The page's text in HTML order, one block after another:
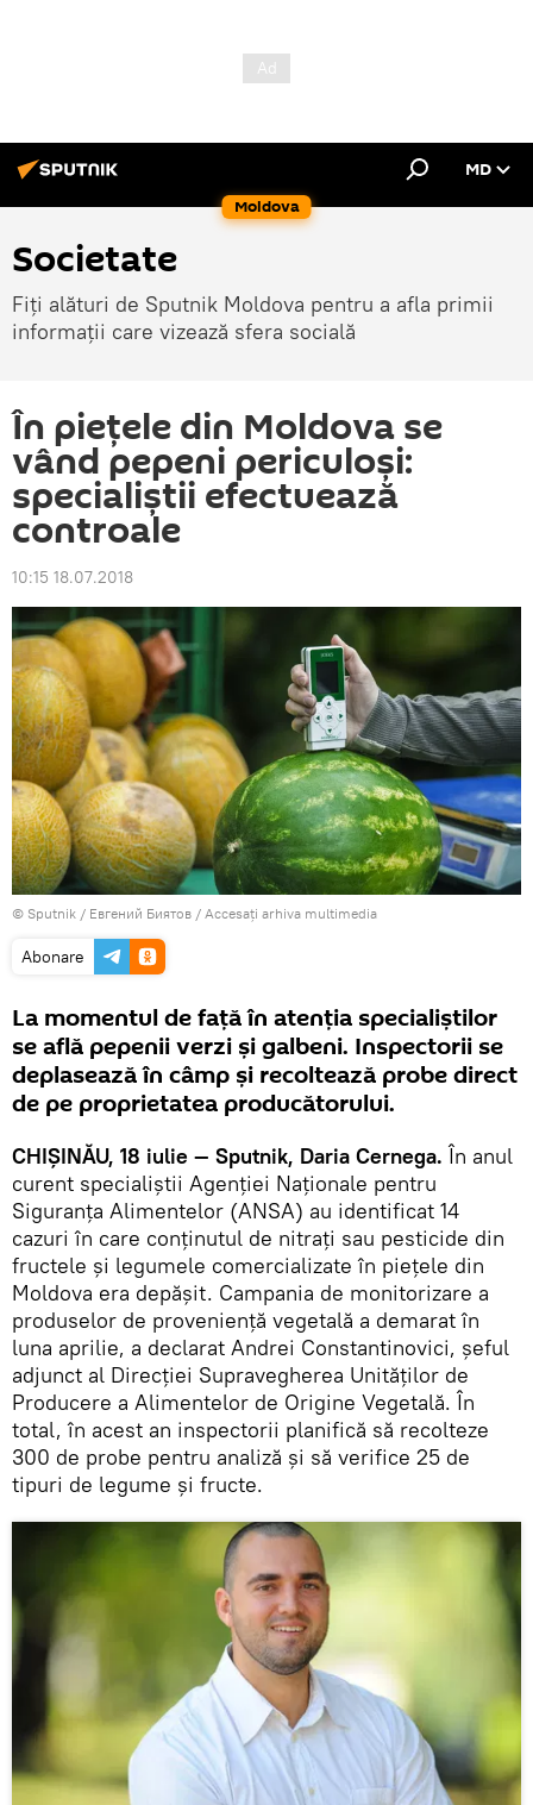
Moldova
MD
Societate
Fiți alături de Sputnik Moldova pentru a afla primii
informații care vizează sfera socială
În piețele din Moldova se
vând pepeni periculoși:
specialiștii efectuează
controale
10:15 18.07.2018
© Sputnik / Евгений Биятов / Accesați arhiva multimedia
Abonare
La momentul de față în atenția specialiștilor
se află pepenii verzi și galbeni. Inspectorii se
deplasează în câmp și recoltează probe direct
de pe proprietatea producătorului.
CHIȘINĂU, 18 iulie — Sputnik, Daria Cernega. În anul
curent specialiștii Agenției Naționale pentru
Siguranța Alimentelor (ANSA) au identificat 14
cazuri în care conținutul de nitrați sau pesticide din
fructele și legumele comercializate în piețele din
Moldova era depășit. Campania de monitorizare a
produselor de proveniență vegetală a demarat în
luna aprilie, a declarat Andrei Constantinovici, șeful
adjunct al Direcției Supravegherea Unităților de
Producere a Alimentelor de Origine Vegetală. În
total, în acest an inspectorii planifică să recolteze
300 de probe pentru analiză și să verifice 25 de
tipuri de legume și fructe.